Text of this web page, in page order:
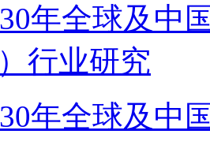
年全球及中
行业研究
年全球及中